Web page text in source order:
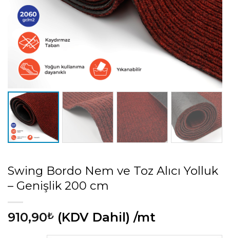
Swing Bordo Nem ve Toz Alıcı Yolluk
– Genişlik 200 cm
910,90₺ (KDV Dahil) /mt